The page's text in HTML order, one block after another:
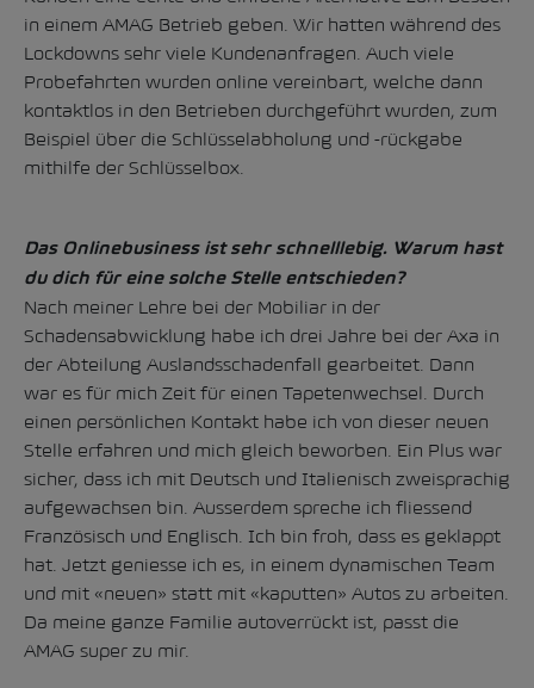
in einem AMAG Betrieb geben. Wir hatten während des
Lockdowns sehr viele Kundenanfragen. Auch viele
Probefahrten wurden online vereinbart, welche dann
kontaktlos in den Betrieben durchgeführt wurden, zum
Beispiel über die Schlüsselabholung und -rückgabe
mithilfe der Schlüsselbox.
Das Onlinebusiness ist sehr schnelllebig. Warum hast
du dich für eine solche Stelle entschieden?
Nach meiner Lehre bei der Mobiliar in der
Schadensabwicklung habe ich drei Jahre bei der Axa in
der Abteilung Auslandsschadenfall gearbeitet. Dann
war es für mich Zeit für einen Tapetenwechsel. Durch
einen persönlichen Kontakt habe ich von dieser neuen
Stelle erfahren und mich gleich beworben. Ein Plus war
sicher, dass ich mit Deutsch und Italienisch zweisprachig
aufgewachsen bin. Ausserdem spreche ich fliessend
Französisch und Englisch. Ich bin froh, dass es geklappt
hat. Jetzt geniesse ich es, in einem dynamischen Team
und mit «neuen» statt mit «kaputten» Autos zu arbeiten.
Da meine ganze Familie autoverrückt ist, passt die
AMAG super zu mir.